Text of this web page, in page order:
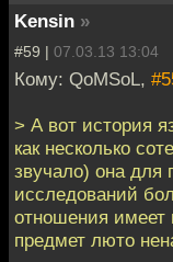
Kensin »
#59 | 07.03.13 13:04
Кому: QoMSoL,
> А вот история
как несколько
звучало) она для
исследований
отношения имеет
предмет люто